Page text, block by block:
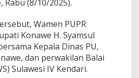
Rabu (8/10/2025).
Wamen PUPR
Konawe H. Syamsul
Kepala Dinas PU,
dan perwakilan Balai
Sulawesi IV Kendari.